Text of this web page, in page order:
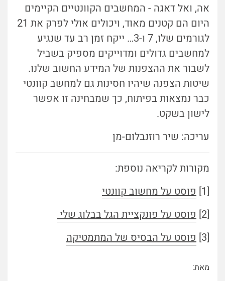
אה, ואל דאגה - המחשבים הקוונטיים הקיימים
היום הם קטנים מאוד, ויכולים אולי לפרק את 21
לגורמים שלו, 7 ו-3… ייקח זמן רב עד שנגיע
למחשבים גדולים ומדוייקים מספיק בשביל
לשבור את ההצפנות של המידע החשוב שלנו.
שיטות הצפנה שיהיו חסינות גם למחשב קוונטי
כבר נמצאות בפיתוח, כך שמבחינה זו אפשר
לישון בשקט.
עריכה: שיר רוזנבלום-מן
מקורות לקריאה נוספת:
[1]
פוסט על מחשוב קוונטי
[2]
פוסט על פונקציית הגל בבלוג שלי
[3]
פוסט על הבסיס של המתמטיקה
מאת: